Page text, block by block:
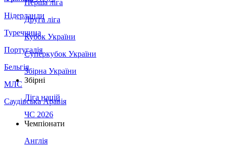
Нідерланди
Туреччина
Португалія
Бельгія
МЛС
Саудівська Аравія
Перша ліга
Друга ліга
Кубок України
Суперкубок України
Збірна України
Збірні
Ліга націй
ЧС 2026
Чемпіонати
Англія